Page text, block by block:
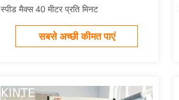
स्पीड मैक्स 40 मीटर प्रति मिनट
सबसे अच्छी कीमत पाएं